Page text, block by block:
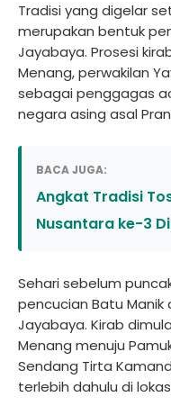
Tradisi yang digelar
merupakan bentuk
Jayabaya. Prosesi
Menang, perwakilan
sebagai penggagas
negara asing asal
BACA JUGA:
Angkat Tradisi
Nusantara ke-3
Sehari sebelum
pencucian Batu Manik
Jayabaya. Kirab
Menang menuju
Sendang Tirta
terlebih dahulu di